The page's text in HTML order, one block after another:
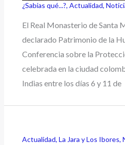
¿Sabías qué...?,Actualidad,
El Real Monasterio de Santa
declarado Patrimonio de la
Conferencia sobre la
celebrada en la ciudad
Indias entre los días 6 y 11 de
Actualidad,La Jara y Los Ibores,